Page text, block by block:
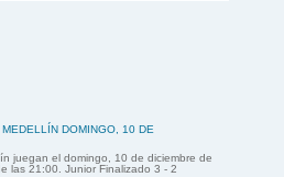
DOMINGO, 10 DE
juegan el domingo, 10 de diciembre de
las 21:00. Junior Finalizado 3 - 2